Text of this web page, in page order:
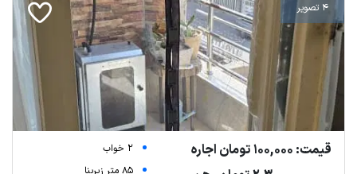
4 تصویر
قیمت: 100,000 تومان اجاره
2 خواب
85 متر زیربنا